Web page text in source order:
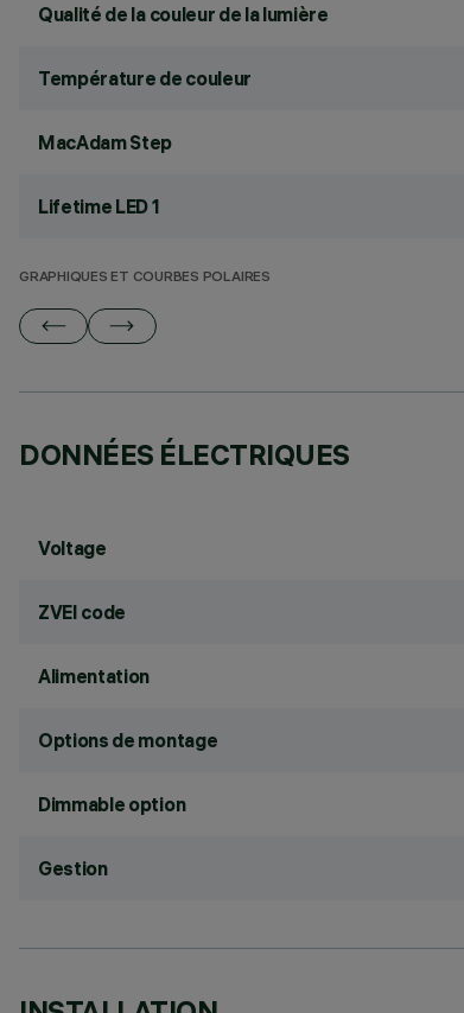
Qualité de la couleur de la lumière
Température de couleur
MacAdam Step
Lifetime LED 1
GRAPHIQUES ET COURBES POLAIRES
DONNÉES ÉLECTRIQUES
Voltage
ZVEI code
Alimentation
Options de montage
Dimmable option
Gestion